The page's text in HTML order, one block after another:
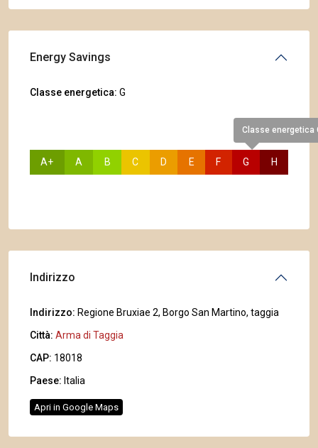
Energy Savings
Classe energetica: G
A+ A B C D E F
Classe energetica
G H
Indirizzo
Indirizzo: Regione Bruxiae 2, Borgo San Martino, taggia
Città: Arma di Taggia
CAP: 18018
Paese: Italia
Apri in Google Maps